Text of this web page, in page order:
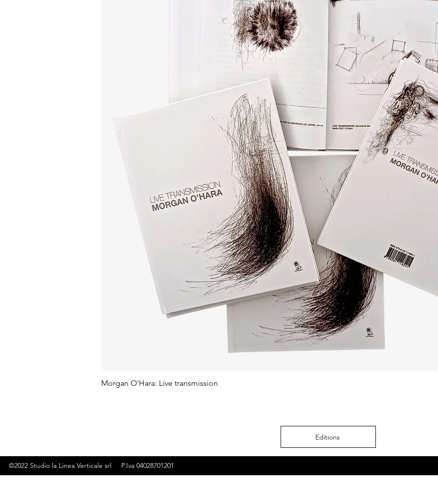
Morgan O'Hara: Live transmission
Editions
©2022 Studio la Linea Verticale srl P.Iva 04028701201